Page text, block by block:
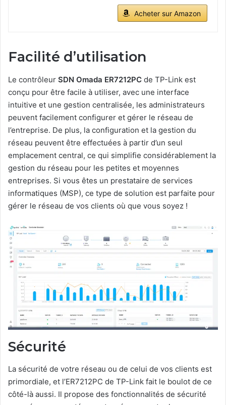
Acheter sur Amazon
Facilité d’utilisation
Le contrôleur SDN Omada ER7212PC de TP-Link est
conçu pour être facile à utiliser, avec une interface
intuitive et une gestion centralisée, les administrateurs
peuvent facilement configurer et gérer le réseau de
l’entreprise. De plus, la configuration et la gestion du
réseau peuvent être effectuées à partir d’un seul
emplacement central, ce qui simplifie considérablement la
gestion du réseau pour les petites et moyennes
entreprises. Si vous êtes un prestataire de services
informatiques (MSP), ce type de solution est parfaite pour
gérer le réseau de vos clients où que vous soyez !
Sécurité
La sécurité de votre réseau ou de celui de vos clients est
primordiale, et l’ER7212PC de TP-Link fait le boulot de ce
côté-là aussi. Il propose des fonctionnalités de sécurité